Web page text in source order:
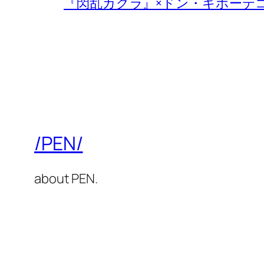
/PEN/
about PEN.